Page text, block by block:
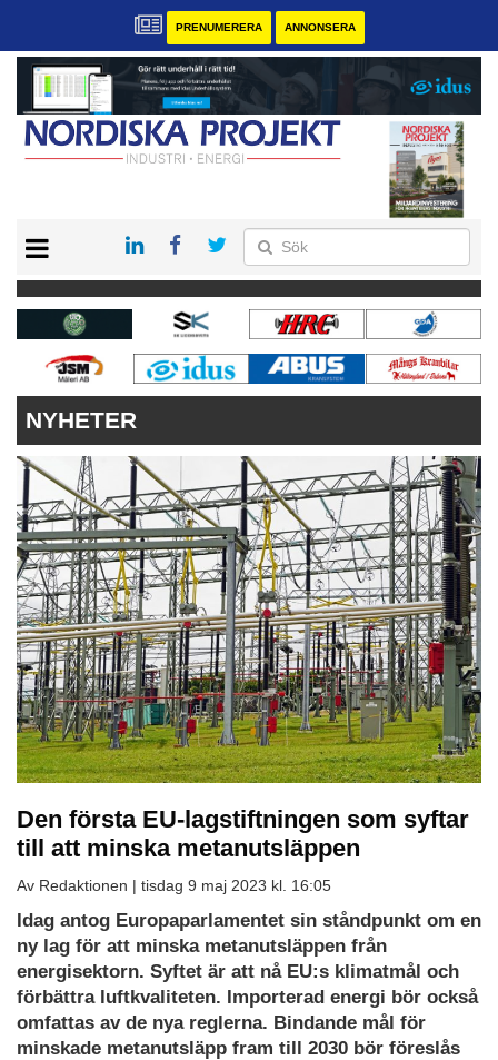
PRENUMERERA ANNONSERA
KONTAKT
VÅRA ANDRA MAGASIN
PRENUMERERA
ANNONSERA
NYHETER
Den första EU-lagstiftningen som syftar
till att minska metanutsläppen
Av Redaktionen | tisdag 9 maj 2023 kl. 16:05
Idag antog Europaparlamentet sin ståndpunkt om en
ny lag för att minska metanutsläppen från
energisektorn. Syftet är att nå EU:s klimatmål och
förbättra luftkvaliteten. Importerad energi bör också
omfattas av de nya reglerna. Bindande mål för
minskade metanutsläpp fram till 2030 bör föreslås